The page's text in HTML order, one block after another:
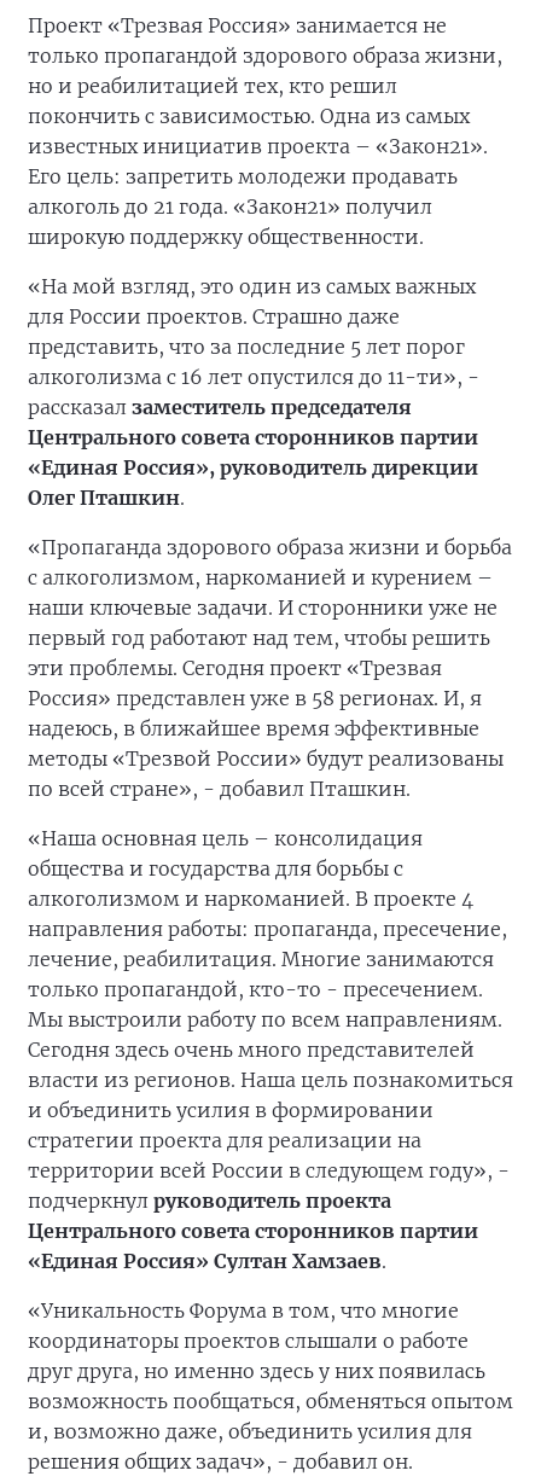
Проект «Трезвая Россия» занимается не
только пропагандой здорового образа жизни,
но и реабилитацией тех, кто решил
покончить с зависимостью. Одна из самых
известных инициатив проекта – «Закон21».
Его цель: запретить молодежи продавать
алкоголь до 21 года. «Закон21» получил
широкую поддержку общественности.
«На мой взгляд, это один из самых важных
для России проектов. Страшно даже
представить, что за последние 5 лет порог
алкоголизма с 16 лет опустился до 11-ти», -
рассказал заместитель председателя
Центрального совета сторонников партии
«Единая Россия», руководитель дирекции
Олег Пташкин.
«Пропаганда здорового образа жизни и борьба
с алкоголизмом, наркоманией и курением –
наши ключевые задачи. И сторонники уже не
первый год работают над тем, чтобы решить
эти проблемы. Сегодня проект «Трезвая
Россия» представлен уже в 58 регионах. И, я
надеюсь, в ближайшее время эффективные
методы «Трезвой России» будут реализованы
по всей стране», - добавил Пташкин.
«Наша основная цель – консолидация
общества и государства для борьбы с
алкоголизмом и наркоманией. В проекте 4
направления работы: пропаганда, пресечение,
лечение, реабилитация. Многие занимаются
только пропагандой, кто-то - пресечением.
Мы выстроили работу по всем направлениям.
Сегодня здесь очень много представителей
власти из регионов. Наша цель познакомиться
и объединить усилия в формировании
стратегии проекта для реализации на
территории всей России в следующем году», -
подчеркнул руководитель проекта
Центрального совета сторонников партии
«Единая Россия» Султан Хамзаев.
«Уникальность Форума в том, что многие
координаторы проектов слышали о работе
друг друга, но именно здесь у них появилась
возможность пообщаться, обменяться опытом
и, возможно даже, объединить усилия для
решения общих задач», - добавил он.